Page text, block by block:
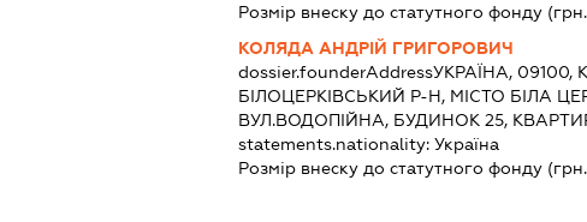
Розмір внеску до статутного фонду
КОЛЯДА АНДРІЙ ГРИГОРОВИЧ
dossier.founderAddressУКРАЇНА, 09100,
БІЛОЦЕРКІВСЬКИЙ Р-Н, МІСТО БІЛА
ВУЛ.ВОДОПІЙНА, БУДИНОК 25,
statements.nationality: Україна
Розмір внеску до статутного фонду